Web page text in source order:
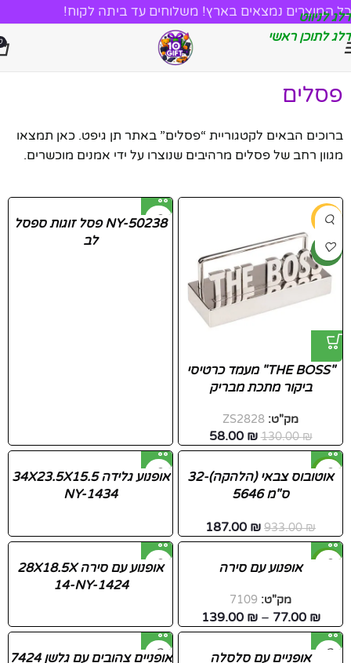
דלג לניווט
דלג לתוכן ראשי
כל המוצרים נמצאים בארץ! משלוחים עד ביתה לקוח!
פסלים
ברוכים הבאים לקטגוריית “פסלים” באתר תן גיפט. כאן תמצאו
מגוון רחב של פסלים מרהיבים שנוצרו על ידי אמנים מוכשרים.
-55%
חדש
"THE BOSS" מעמד כרטיסי
ביקור מתכת מבריק
מק"ט: ZS2828
130.00₪
58.00 ₪
NY-50238 פסל זוגות ספסל
לב
-80%
אוטובוס צבאי (הלהקה)-32
ס"מ 5646
933.00₪
187.00 ₪
אופנוע גלידה 34X23.5X15.5
NY-1434
אופנוע עם סירה
מק"ט: 7109
77.00 ₪
–
139.00 ₪
אופנוע עם סירה 28X18.5X
14-NY-1424
אופניים עם סלסלה
אופניים צהובים עם גלשן 7424